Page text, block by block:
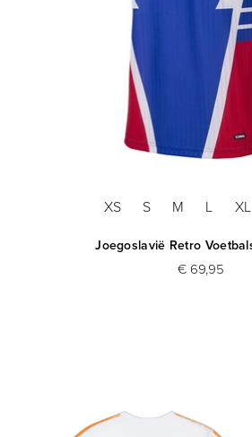
XS S M L XL
Joegoslavië Retro
€ 69,95